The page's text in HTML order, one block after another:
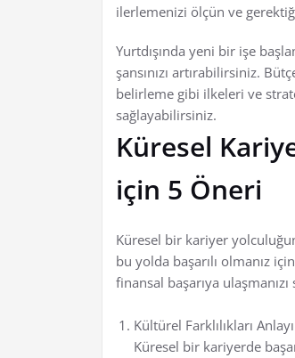
ilerlemenizi ölçün ve
Yurtdışında yeni bir işe
şansınızı artırabilirsiniz.
belirleme gibi ilkeleri ve
sağlayabilirsiniz.
Küresel
için 5 Öneri
Küresel bir kariyer
bu yolda başarılı olmanız
finansal başarıya
Kültürel Farklılıkları
Küresel bir kariyerde